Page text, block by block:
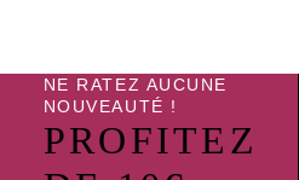
NE RATEZ AUCUNE
NOUVEAUTÉ !
PROFITEZ